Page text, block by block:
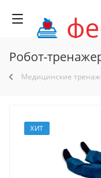
Робот-
Медицинские
ХИТ